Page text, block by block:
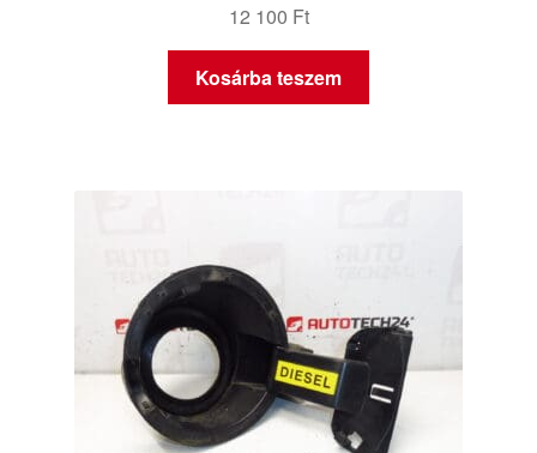
12 100 Ft
Kosárba teszem